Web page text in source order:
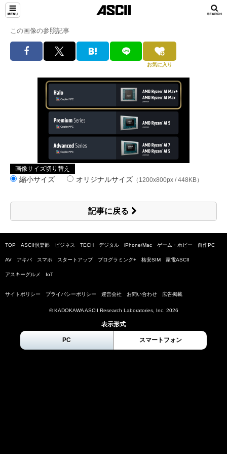
この画像の参照記事
お気に入り
画像サイズ切り替え
縮小サイズ オリジナルサイズ （1200x800px / 448KB）
記事に戻る
TOP ASCII倶楽部 ビジネス TECH デジタル iPhone/Mac ゲーム・ホビー 自作PC
AV アキバ スマホ スタートアップ プログラミング+ 格安SIM 家電ASCII
アスキーグルメ IoT
サイトポリシー プライバシーポリシー 運営会社 お問い合わせ 広告掲載
© KADOKAWA ASCII Research Laboratories, Inc. 2026
表示形式
PC スマートフォン